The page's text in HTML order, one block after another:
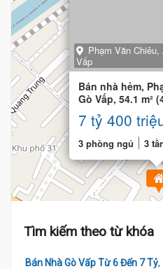
Phạm Văn
Vấp
Bán nhà hẻm,
Gò Vấp, 54.1 m²
tầng
7 tỷ 400
3 phòng ngủ 3
Tìm kiếm theo từ khóa
Bán Nhà Gò Vấp Từ 6 Đến 7 Tỷ,